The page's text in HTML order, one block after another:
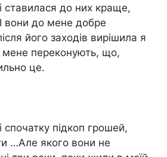
ставилася до них краще,
вони до мене добре
його заходів вирішила я
мене переконують, що,
це.
підкоп грошей,
…Але якого вони не